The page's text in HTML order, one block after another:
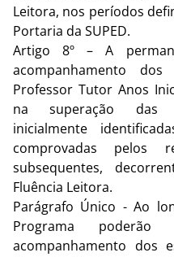
Leitora, nos períodos
Portaria da SUPED.
Artigo 8º – A
acompanhamento
Professor Tutor Anos
na superação das
inicialmente
comprovadas pelos
subsequentes,
Fluência Leitora.
Parágrafo Único - Ao
Programa
acompanhamento dos